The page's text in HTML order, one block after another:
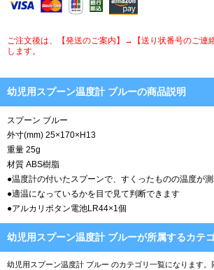
ご注文後は、【発送のご案内】→【送り状番号のご連
します。
幼児用スプーン温度計 ブルーの商品説明
スプーン ブルー
外寸(mm) 25×170×H13
重量 25g
材質 ABS樹脂
●温度計の付いたスプーンで、すくったものの温度が測
●適温になっているかを目で見て判断できます
●アルカリボタン電池LR44×1個
幼児用スプーン温度計 ブルーが所属するカテ
幼児用スプーン温度計 ブルー のカテゴリ一覧になります。